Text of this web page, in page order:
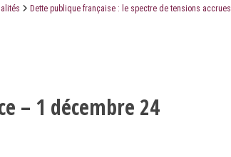
Dette publique française : le spectre de tensions accrues
– 1 décembre 24